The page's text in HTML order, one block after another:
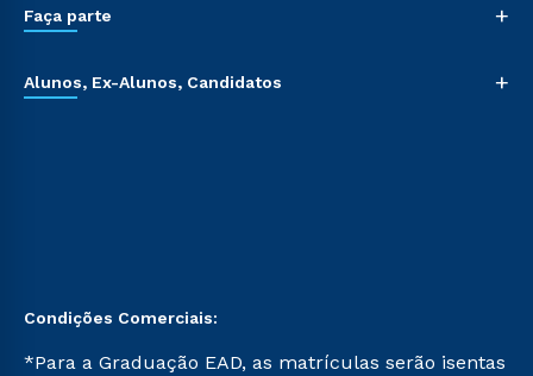
Faça parte +
Alunos, Ex-Alunos, Candidatos +
Condições Comerciais:
*Para a Graduação EAD, as matrículas serão isentas